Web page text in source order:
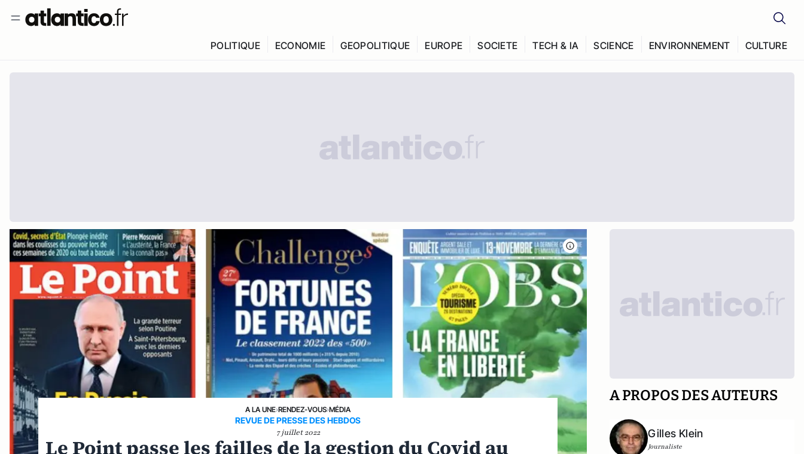
POLITIQUE ECONOMIE GEOPOLITIQUE EUROPE SOCIETE TECH & IA SCIENCE ENVIRONNEMENT CULTURE
A LA UNE›RENDEZ-VOUS›MÉDIA
REVUE DE PRESSE DES HEBDOS
7 juillet 2022
Le Point passe les failles de la gestion du Covid au
A PROPOS DES AUTEURS
Gilles Klein
Journaliste